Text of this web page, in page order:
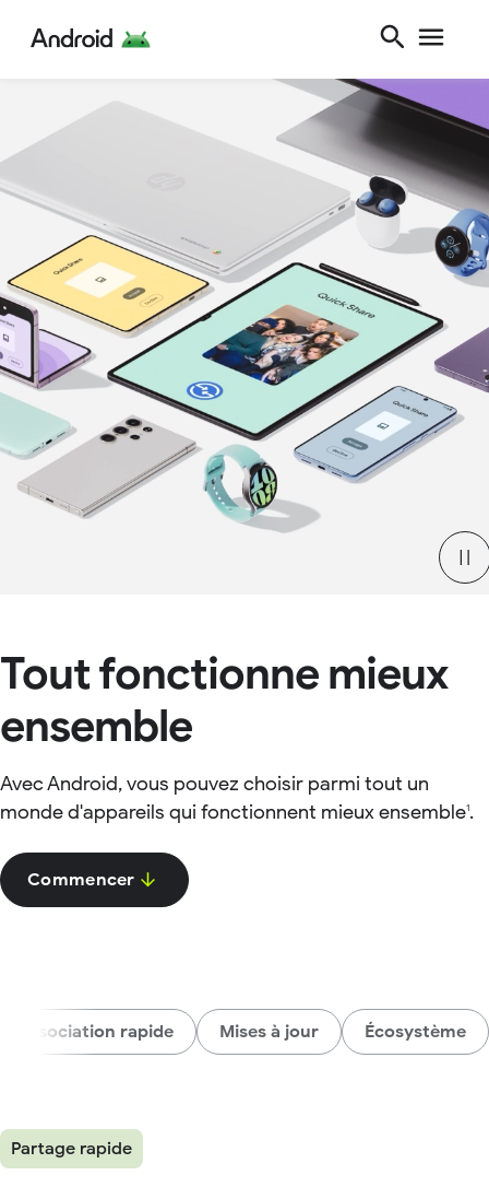
Tout fonctionne mieux
ensemble
Avec Android, vous pouvez choisir parmi tout un
monde d'appareils qui fonctionnent mieux ensemble1.
Commencer
Association rapide Mises à jour Écosystème
Partage rapide